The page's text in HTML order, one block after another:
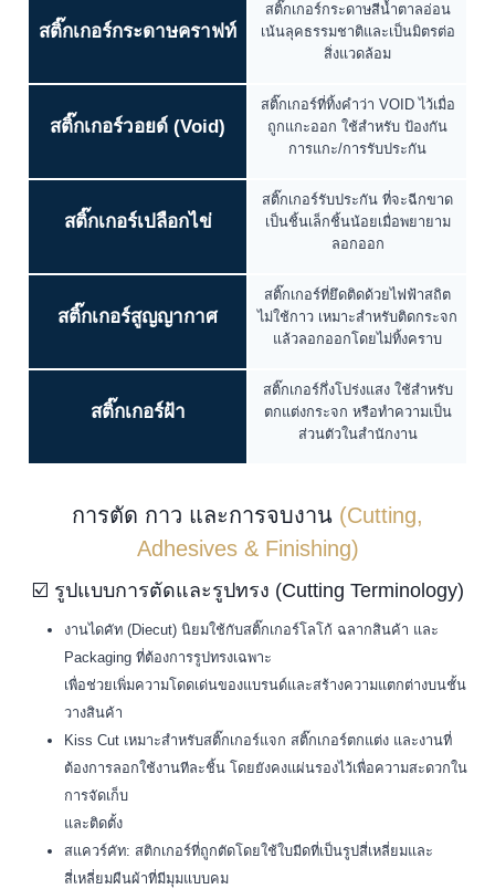
สติ๊กเกอร์กระดาษคราฟท์
สติ๊กเกอร์กระดาษสีน้ำตาลอ่อน
เน้นลุคธรรมชาติและเป็นมิตรต่อ
สิ่งแวดล้อม
สติ๊กเกอร์วอยด์ (Void)
สติ๊กเกอร์ที่ทิ้งคำว่า VOID ไว้เมื่อ
ถูกแกะออก ใช้สำหรับ ป้องกัน
การแกะ/การรับประกัน
สติ๊กเกอร์เปลือกไข่
สติ๊กเกอร์รับประกัน ที่จะฉีกขาด
เป็นชิ้นเล็กชิ้นน้อยเมื่อพยายาม
ลอกออก
สติ๊กเกอร์สูญญากาศ
สติ๊กเกอร์ที่ยึดติดด้วยไฟฟ้าสถิต
ไม่ใช้กาว เหมาะสำหรับติดกระจก
แล้วลอกออกโดยไม่ทิ้งคราบ
สติ๊กเกอร์ฝ้า
สติ๊กเกอร์กึ่งโปร่งแสง ใช้สำหรับ
ตกแต่งกระจก หรือทำความเป็น
ส่วนตัวในสำนักงาน
การตัด กาว และการจบงาน (Cutting,
Adhesives & Finishing)
☑️ รูปแบบการตัดและรูปทรง (Cutting Terminology)
งานไดคัท (Diecut) นิยมใช้กับสติ๊กเกอร์โลโก้ ฉลากสินค้า และ
Packaging ที่ต้องการรูปทรงเฉพาะ
เพื่อช่วยเพิ่มความโดดเด่นของแบรนด์และสร้างความแตกต่างบนชั้น
วางสินค้า
Kiss Cut เหมาะสำหรับสติ๊กเกอร์แจก สติ๊กเกอร์ตกแต่ง และงานที่
ต้องการลอกใช้งานทีละชิ้น โดยยังคงแผ่นรองไว้เพื่อความสะดวกใน
การจัดเก็บ
และติดตั้ง
สแควร์คัท: สติกเกอร์ที่ถูกตัดโดยใช้ใบมีดที่เป็นรูปสี่เหลี่ยมและ
สี่เหลี่ยมผืนผ้าที่มีมุมแบบคม